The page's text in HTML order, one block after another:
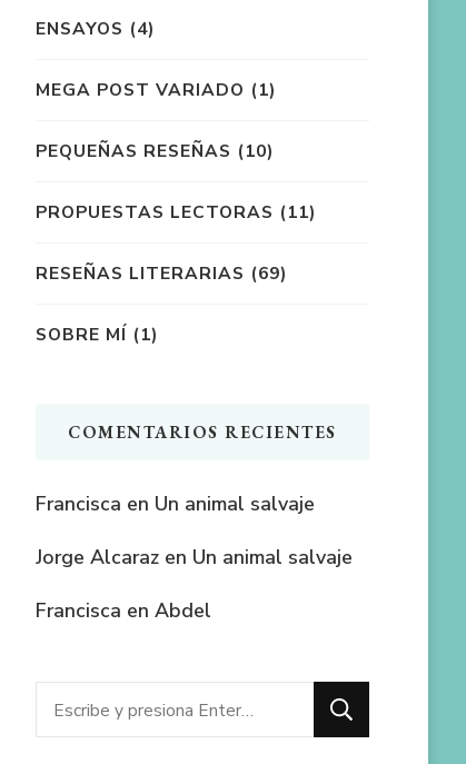
ENSAYOS (4)
MEGA POST VARIADO (1)
PEQUEÑAS RESEÑAS (10)
PROPUESTAS LECTORAS (11)
RESEÑAS LITERARIAS (69)
SOBRE MÍ (1)
COMENTARIOS RECIENTES
Francisca en Un animal salvaje
Jorge Alcarazen Un animal salvaje
Francisca en Abdel
¿Buscas
algo?